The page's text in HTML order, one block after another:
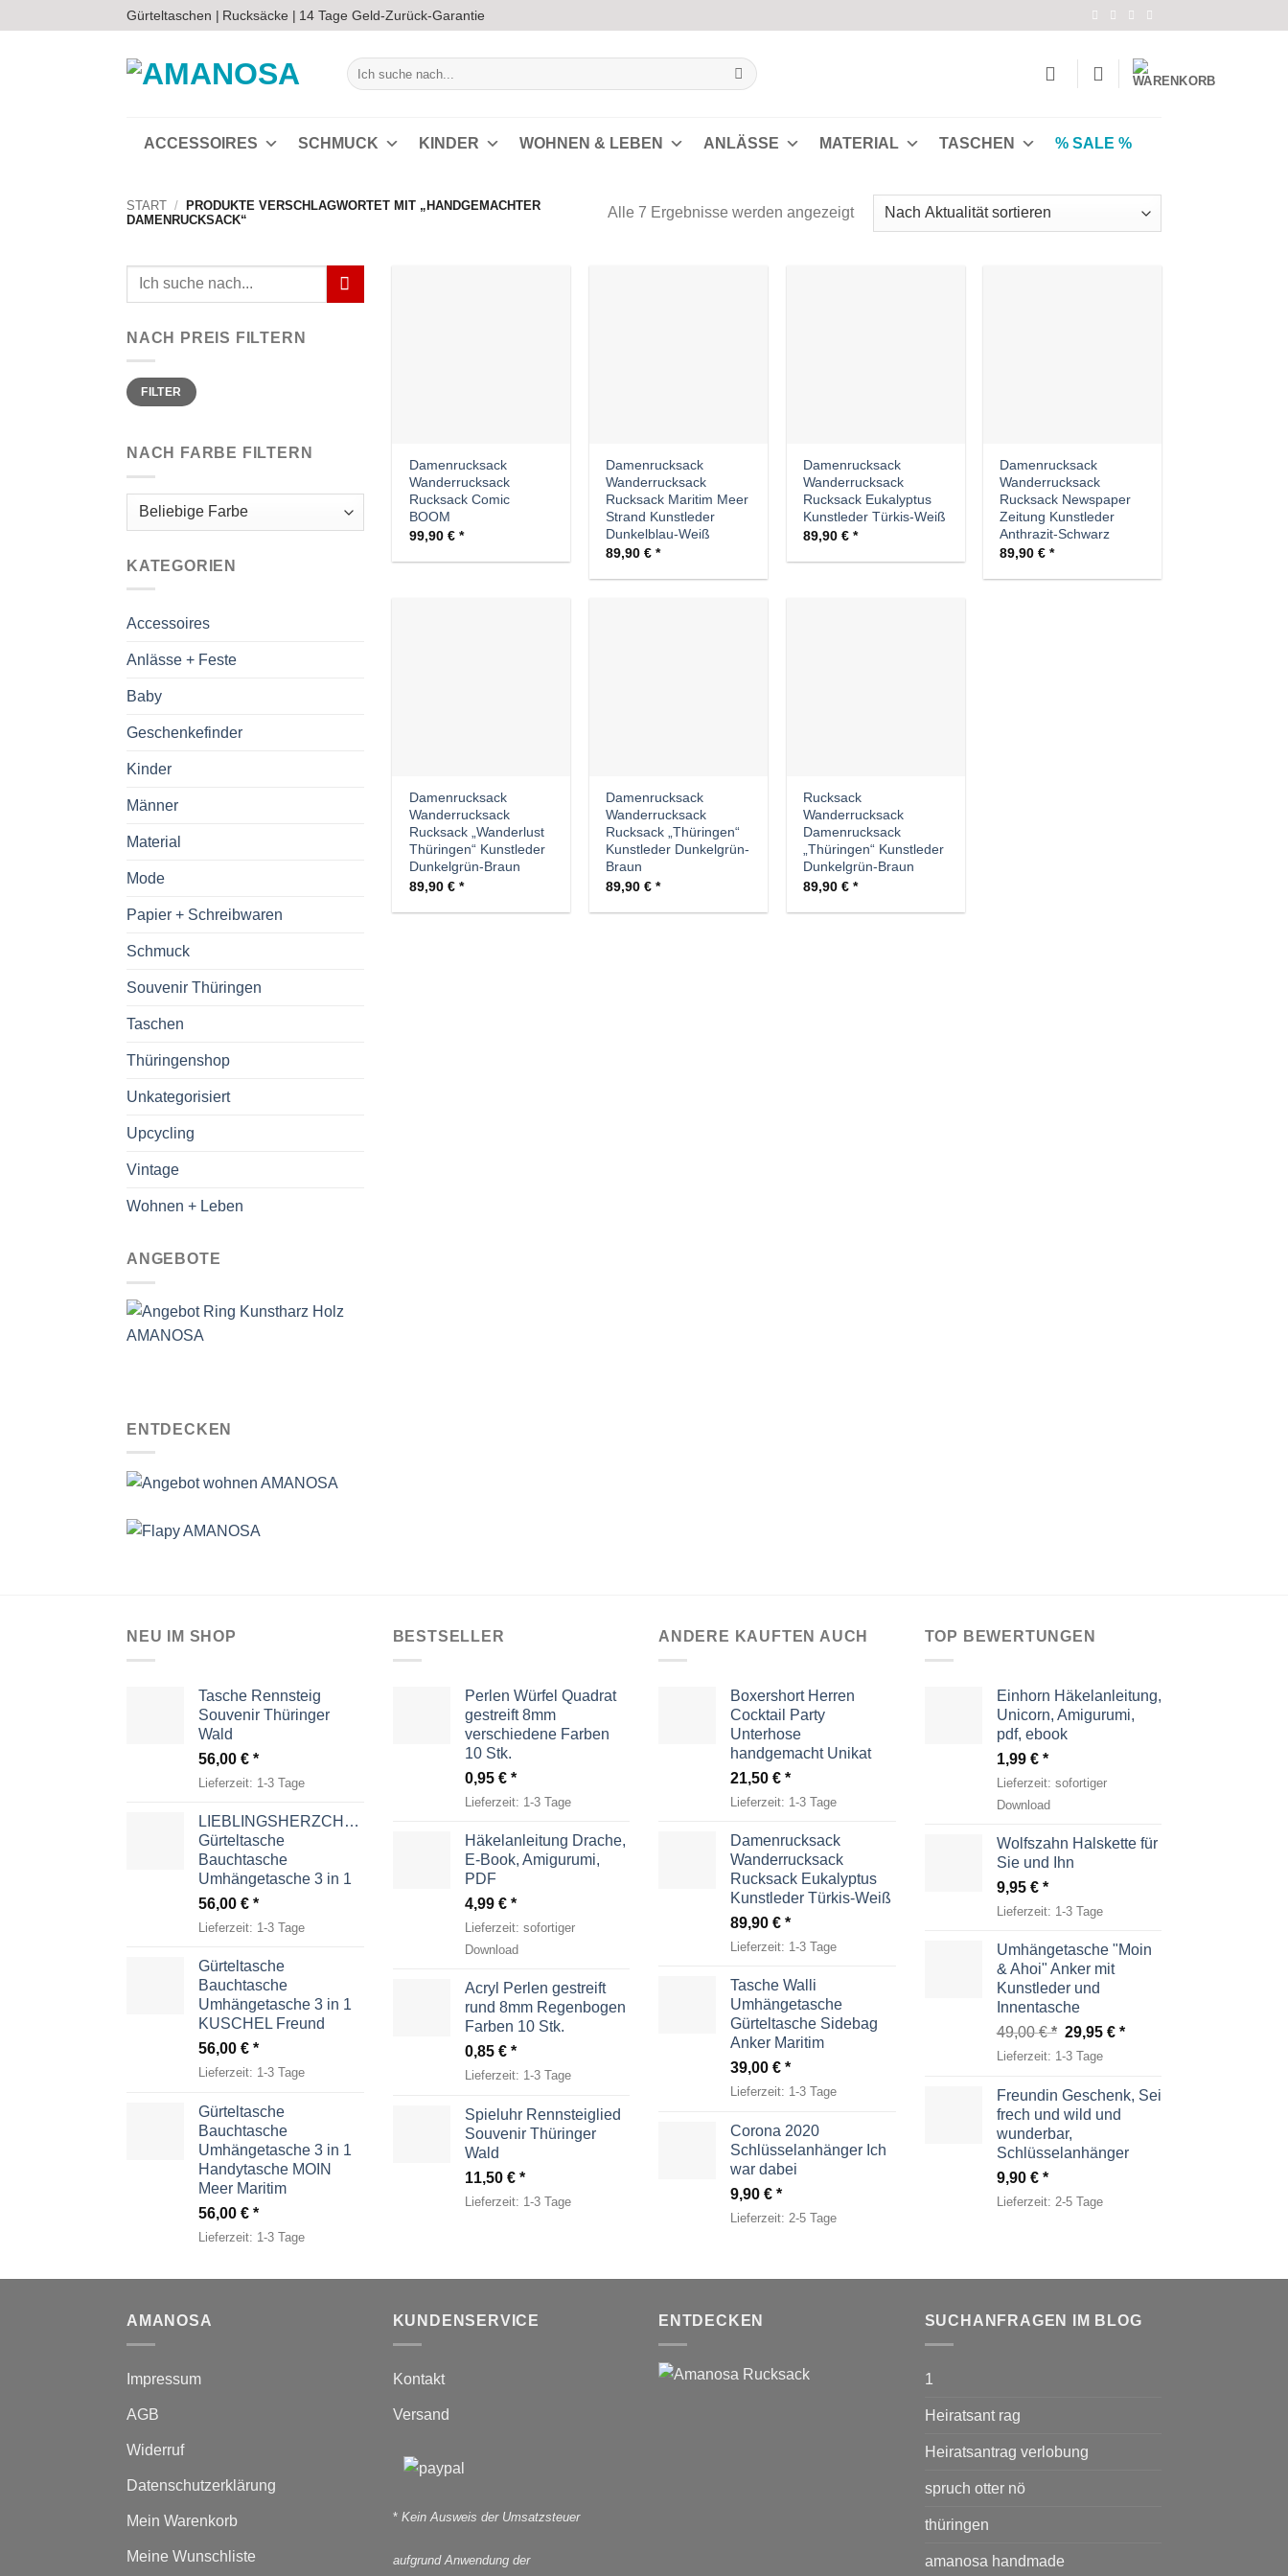
Inhalt
Gürteltaschen | Rucksäcke | 14 Tage Geld-Zurück-Garantie
Suchen
nach:
ACCESSOIRES SCHMUCK KINDER WOHNEN & LEBEN ANLÄSSE MATERIAL TASCHEN % SALE %
START /
PRODUKTE VERSCHLAGWORTET MIT „HANDGEMACHTER
DAMENRUCKSACK“
Alle 7 Ergebnisse werden angezeigtNach
Aktualität
Suchen
NACH PREIS FILTERN
Min.
Preis
Max.
PreisFILTER
NACH FARBE FILTERN
KATEGORIEN
Accessoires
Anlässe + Feste
Baby
Geschenkefinder
Kinder
Männer
Material
Mode
Papier + Schreibwaren
Schmuck
Souvenir Thüringen
Taschen
Thüringenshop
Unkategorisiert
Upcycling
Vintage
Wohnen + Leben
ANGEBOTE
ENTDECKEN
Damenrucksack
Wanderrucksack
Rucksack Comic
BOOM
99,90 €
Damenrucksack
Wanderrucksack
Rucksack Maritim Meer
Strand Kunstleder
Dunkelblau-Weiß
89,90€
Damenrucksack
Wanderrucksack
Rucksack Eukalyptus
Kunstleder Türkis-Weiß
89,90 €
Damenrucksack
Wanderrucksack
Rucksack Newspaper
Zeitung Kunstleder
Anthrazit-Schwarz
89,90€
Damenrucksack
Wanderrucksack
Rucksack „Wanderlust
Thüringen“ Kunstleder
Dunkelgrün-Braun
89,90 €
Damenrucksack
Wanderrucksack
Rucksack „Thüringen“
Kunstleder Dunkelgrün-
Braun
89,90€
Rucksack
Wanderrucksack
Damenrucksack
„Thüringen“ Kunstleder
Dunkelgrün-Braun
89,90 €
NEU IM SHOP
Tasche Rennsteig
Souvenir Thüringer
Wald
56,00 €
Lieferzeit: 1-3 Tage
LIEBLINGSHERZCHEN
Gürteltasche
Bauchtasche
Umhängetasche 3 in 1
56,00 €
Lieferzeit: 1-3 Tage
Gürteltasche
Bauchtasche
Umhängetasche 3 in 1
KUSCHEL Freund
56,00 €
Lieferzeit: 1-3 Tage
Gürteltasche
Bauchtasche
Umhängetasche 3 in 1
Handytasche MOIN
Meer Maritim
56,00 €
Lieferzeit: 1-3 Tage
BESTSELLER
Perlen Würfel Quadrat
gestreift 8mm
verschiedene Farben
10 Stk.
0,95 €
Lieferzeit: 1-3 Tage
Häkelanleitung Drache,
E-Book, Amigurumi,
PDF
4,99 €
Lieferzeit: sofortiger
Download
Acryl Perlen gestreift
rund 8mm Regenbogen
Farben 10 Stk.
0,85 €
Lieferzeit: 1-3 Tage
Spieluhr Rennsteiglied
Souvenir Thüringer
Wald
11,50 €
Lieferzeit: 1-3 Tage
ANDERE KAUFTEN AUCH
Boxershort Herren
Cocktail Party
Unterhose
handgemacht Unikat
21,50 €
Lieferzeit: 1-3 Tage
Damenrucksack
Wanderrucksack
Rucksack Eukalyptus
Kunstleder Türkis-Weiß
89,90 €
Lieferzeit: 1-3 Tage
Tasche Walli
Umhängetasche
Gürteltasche Sidebag
Anker Maritim
39,00 €
Lieferzeit: 1-3 Tage
Corona 2020
Schlüsselanhänger Ich
war dabei
9,90 €
Lieferzeit: 2-5 Tage
TOP BEWERTUNGEN
Einhorn Häkelanleitung,
Unicorn, Amigurumi,
pdf, ebook
1,99 €
Lieferzeit: sofortiger
Download
Wolfszahn Halskette für
Sie und Ihn
9,95 €
Lieferzeit: 1-3 Tage
Umhängetasche "Moin
& Ahoi" Anker mit
Kunstleder und
Innentasche
49,00€
Ursprünglicher
Preis
49,00 €
29,95€ Aktueller
29,95 €.
Lieferzeit: 1-3 Tage
Freundin Geschenk, Sei
frech und wild und
wunderbar,
Schlüsselanhänger
9,90 €
Lieferzeit: 2-5 Tage
AMANOSA
Impressum
AGB
Widerruf
Datenschutzerklärung
Mein Warenkorb
Meine Wunschliste
KUNDENSERVICE
Kontakt
Versand
* Kein Ausweis der Umsatzsteuer
aufgrund Anwendung der
ENTDECKEN SUCHANFRAGEN IM BLOG
1
Heiratsant rag
Heiratsantrag verlobung
spruch otter nö
thüringen
amanosa handmade